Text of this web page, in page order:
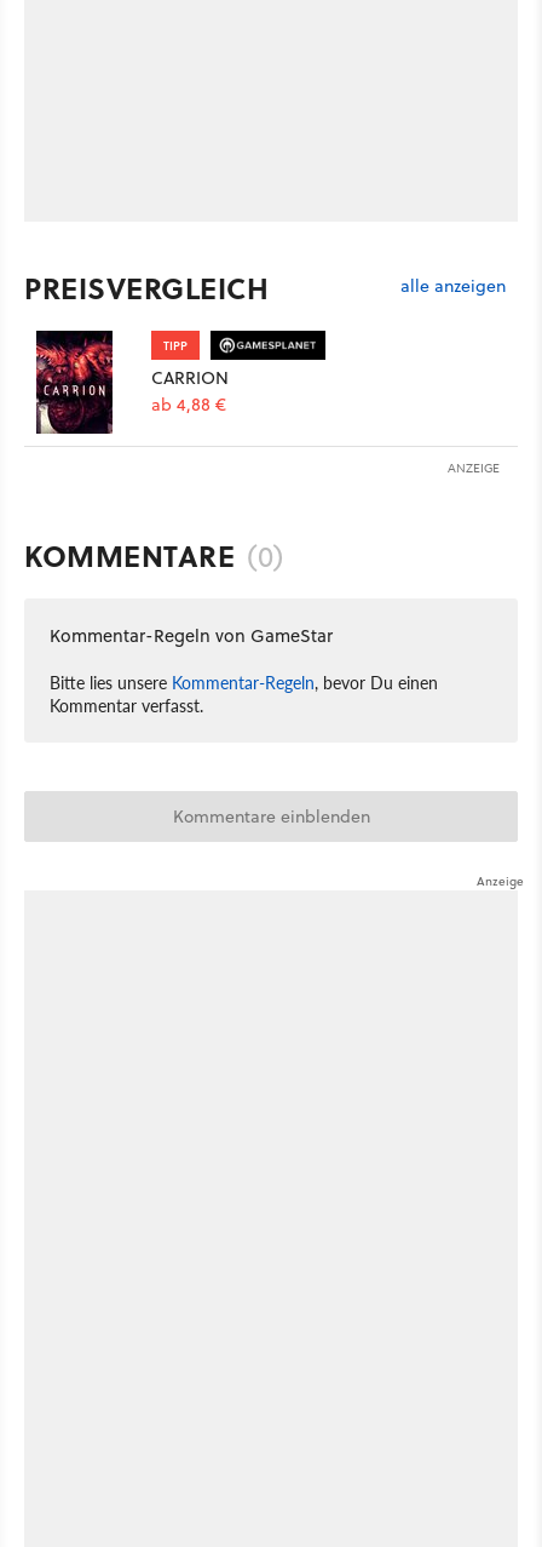
PREISVERGLEICH alle anzeigen
TIPP
CARRION
ab 4,88 €
ANZEIGE
KOMMENTARE (0)
Kommentar-Regeln von GameStar
Bitte lies unsere Kommentar-Regeln, bevor Du einen
Kommentar verfasst.
Kommentare einblenden